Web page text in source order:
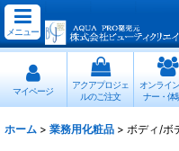
メニュー
マイページ
アクアプロジェ
ルのご注文
オンライ
ナー・体
ホーム > 業務用化粧品 > ボディ/ボ